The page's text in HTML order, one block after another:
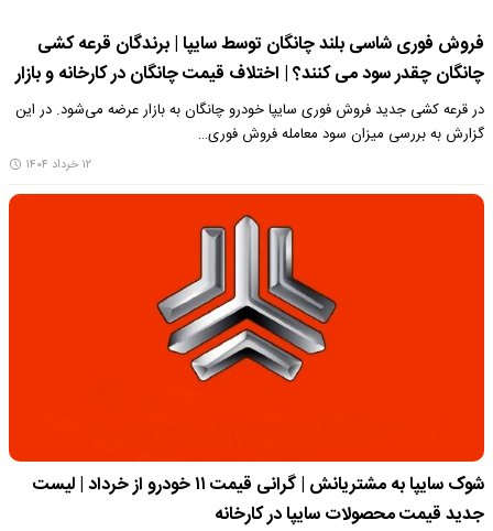
فروش فوری شاسی بلند چانگان توسط سایپا | برندگان قرعه کشی
چانگان چقدر سود می کنند؟ | اختلاف قیمت چانگان در کارخانه و بازار
در قرعه کشی جدید فروش فوری سایپا خودرو چانگان به بازار عرضه می‌شود. در این
گزارش به بررسی میزان سود معامله فروش فوری…
۱۲ خرداد ۱۴۰۴
شوک سایپا به مشتریانش | گرانی قیمت ۱۱ خودرو از خرداد | لیست
جدید قیمت محصولات سایپا در کارخانه